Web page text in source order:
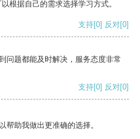
根据自己的需求选择学习方式。
支持[0] 反对[0]
问题都能及时解决，服务态度非常
支持[0] 反对[0]
帮助我做出更准确的选择。